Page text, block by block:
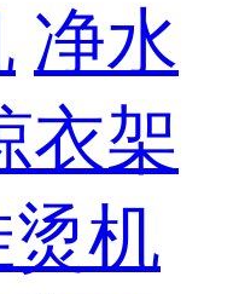
净水
衣架
机